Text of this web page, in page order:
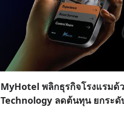
MyHotel พลิกธุรกิจโรงแรม
Technology ลดต้นทุน ยกระ